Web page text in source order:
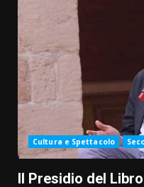
Cultura e Spettacolo
Il Presidio del